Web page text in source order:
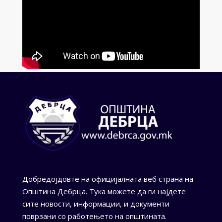
Добредојдовте на официјалната веб страна на
Општина Дебрца. Тука можете да ги најдете
сите новости, информации, и документи
поврзани со работењето на општината.